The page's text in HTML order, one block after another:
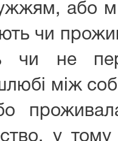
або
чи
чи не
між
у